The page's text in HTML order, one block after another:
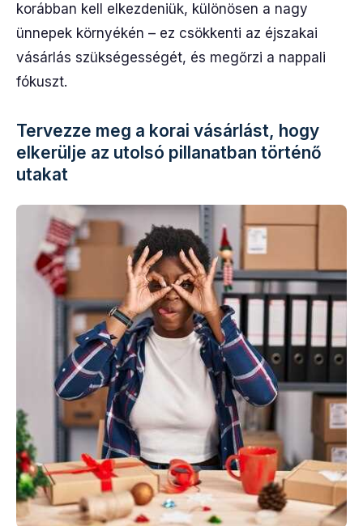
korábban kell elkezdeniük, különösen a nagy
ünnepek környékén – ez csökkenti az éjszakai
vásárlás szükségességét, és megőrzi a nappali
fókuszt.
Tervezze meg a korai vásárlást, hogy
elkerülje az utolsó pillanatban történő
utakat